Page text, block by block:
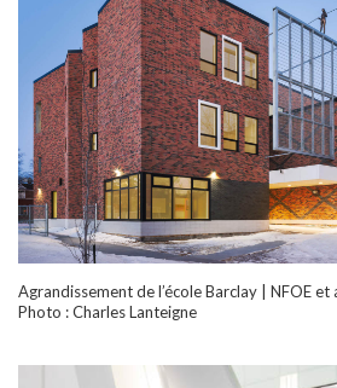
Agrandissement de l’école Barclay | NFOE et
Photo : Charles Lanteigne